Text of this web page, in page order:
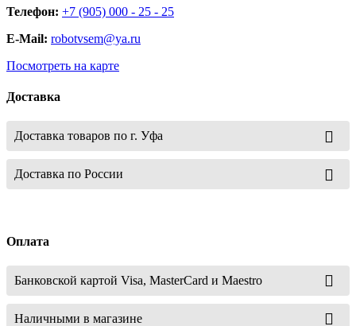
Телефон: +7 (905) 000 - 25 - 25
E-Mail: robotvsem@ya.ru
Посмотреть на карте
Доставка
Доставка товаров по г. Уфа
Доставка по России
Оплата
Банковской картой Visa, MasterCard и Maestro
Наличными в магазине